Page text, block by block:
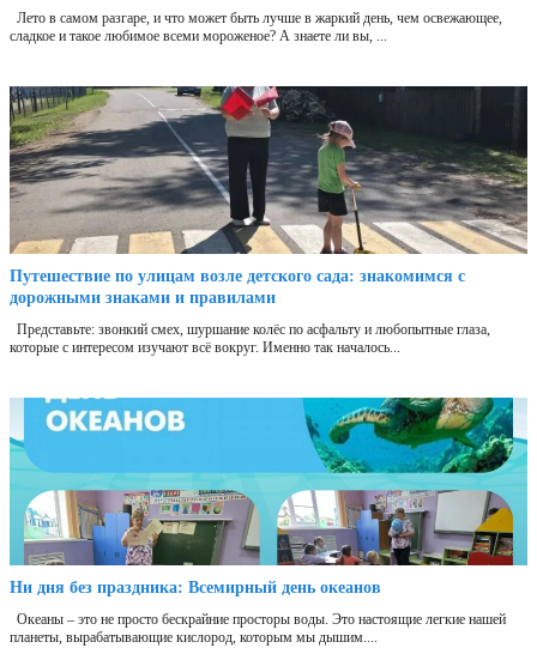
Лето в самом разгаре, и что может быть лучше в жаркий день, чем освежающее,
сладкое и такое любимое всеми мороженое? А знаете ли вы, ...
Путешествие по улицам возле детского сада: знакомимся с
дорожными знаками и правилами
Представьте: звонкий смех, шуршание колёс по асфальту и любопытные глаза,
которые с интересом изучают всё вокруг. Именно так началось...
Ни дня без праздника: Всемирный день океанов
Океаны – это не просто бескрайние просторы воды. Это настоящие легкие нашей
планеты, вырабатывающие кислород, которым мы дышим....